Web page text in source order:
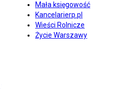
Mała księgowość
Kancelarierp.pl
Wieści Rolnicze
Życie Warszawy